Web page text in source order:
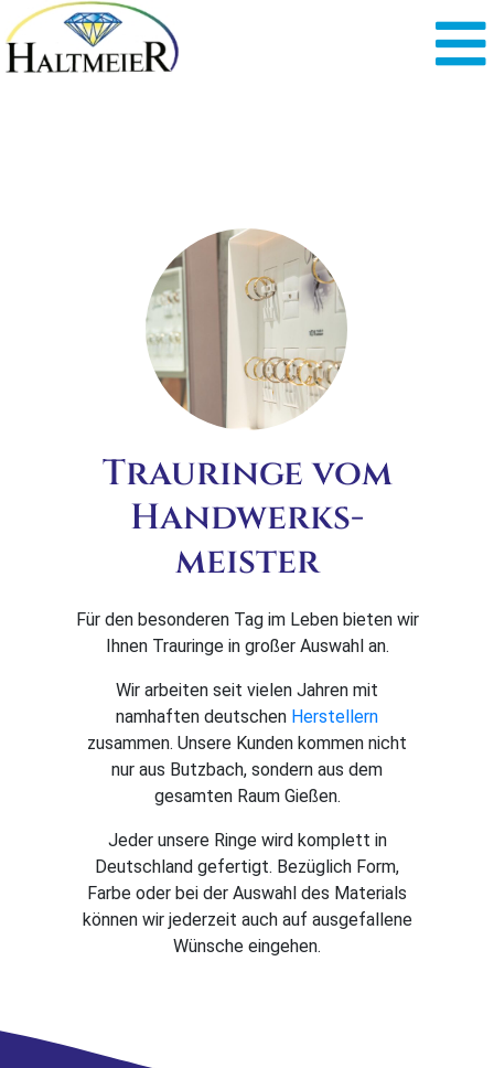
Trauringe vom
Handwerks­
meister
Für den besonderen Tag im Leben bieten wir
Ihnen Trauringe in großer Auswahl an.
Wir arbeiten seit vielen Jahren mit
namhaften deutschen Herstellern
zusammen. Unsere Kunden kommen nicht
nur aus Butzbach, sondern aus dem
gesamten Raum Gießen.
Jeder unsere Ringe wird komplett in
Deutschland gefertigt. Bezüglich Form,
Farbe oder bei der Auswahl des Materials
können wir jederzeit auch auf ausgefallene
Wünsche eingehen.